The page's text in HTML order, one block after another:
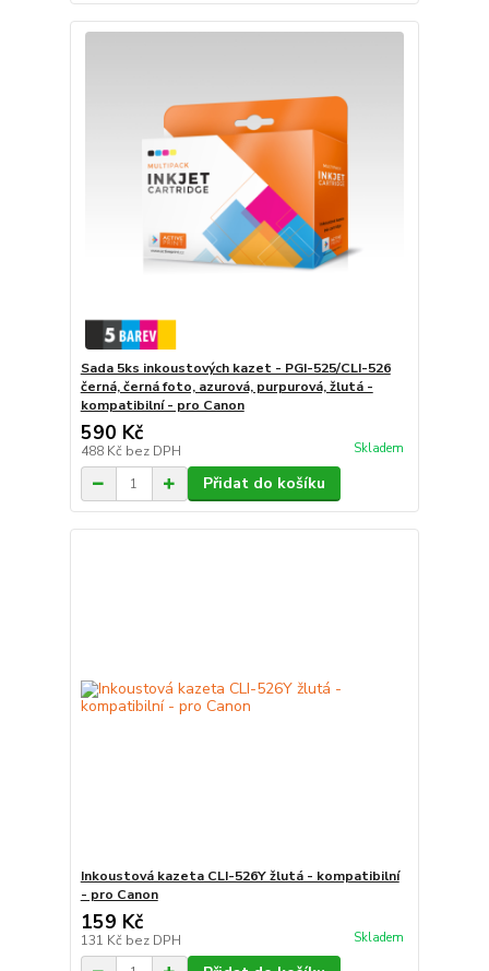
Sada 5ks inkoustových kazet - PGI-525/CLI-526
černá, černá foto, azurová, purpurová, žlutá -
kompatibilní - pro Canon
590 Kč
488 Kč bez DPH Skladem
Přidat do košíku
Inkoustová kazeta CLI-526Y žlutá - kompatibilní
- pro Canon
159 Kč
131 Kč bez DPH Skladem